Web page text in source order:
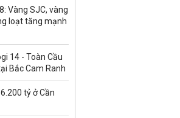
Vàng SJC, vàng
loạt tăng mạnh
14 - Toàn Cầu
Bắc Cam Ranh
tỷ ở Cần